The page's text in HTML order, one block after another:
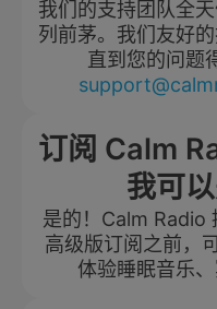
我们的支持团队全
列前茅。我们友好
直到您的问题
订阅 Calm
我可
是的！Calm Radio
高级版订阅之前，
体验睡眠音乐